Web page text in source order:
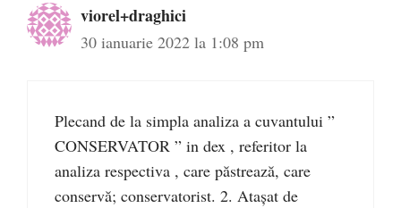
viorel+draghici
30 ianuarie 2022 la 1:08 pm
Plecand de la simpla analiza a cuvantului ”
CONSERVATOR ” in dex , referitor la
analiza respectiva , care păstrează, care
conservă; conservatorist. 2. Atașat de